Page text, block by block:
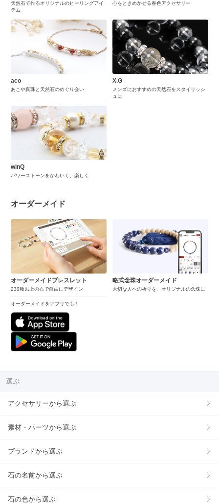
天然石で作るオリジナルのヒーリングアイ
テム
心をときめかせる春色アクセサリー
aco
あこや真珠と天然石のめぐり会い
X.G
メンズにおすすめの天然石をスタイリッシ
ュに
winQ
パワーストーンをかわいく、楽しく
オーダーメイド
オーダーメイドブレスレット
230種以上の石で自由にデザイン
オーダーメイドをアプリでも！
略式念珠オーダーメイド
大切な人への祈りを、オリジナルの念珠に
選ぶ
アクセサリーから選ぶ
素材・パーツから選ぶ
ブランドから選ぶ
石の名前から選ぶ
石の色から選ぶ